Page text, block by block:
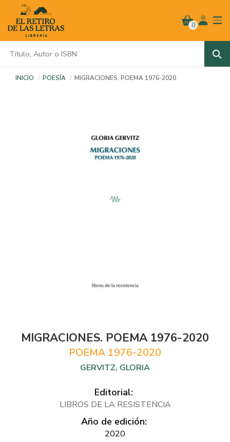
0
INICIO POESÍA MIGRACIONES. POEMA 1976-2020
MIGRACIONES. POEMA 1976-2020
POEMA 1976-2020
GERVITZ, GLORIA
Editorial:
LIBROS DE LA RESISTENCIA
Año de edición:
2020